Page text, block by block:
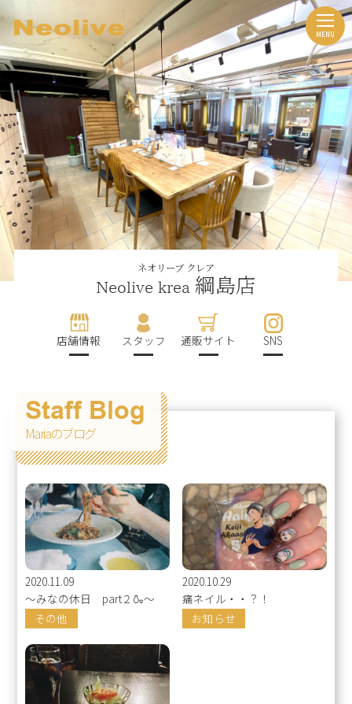
ネオリーブ クレア
Neolive krea 綱島店
店舗情報 スタッフ 通販サイト SNS
Staff Blog
Mariaのブログ
2020.11.09
～みなの休日 part２🍶～
その他
2020.10.29
痛ネイル・・？！
お知らせ